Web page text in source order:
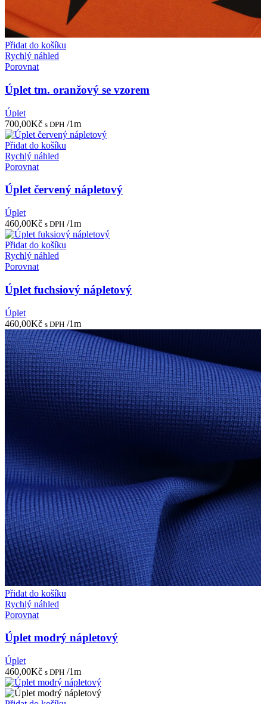
Přidat do košíku
Rychlý náhled
Porovnat
Úplet tm. oranžový se vzorem
Úplet
700,00Kč s DPH /1m
Přidat do košíku
Rychlý náhled
Porovnat
Úplet červený nápletový
Úplet
460,00Kč s DPH /1m
Přidat do košíku
Rychlý náhled
Porovnat
Úplet fuchsiový nápletový
Úplet
460,00Kč s DPH /1m
Přidat do košíku
Rychlý náhled
Porovnat
Úplet modrý nápletový
Úplet
460,00Kč s DPH /1m